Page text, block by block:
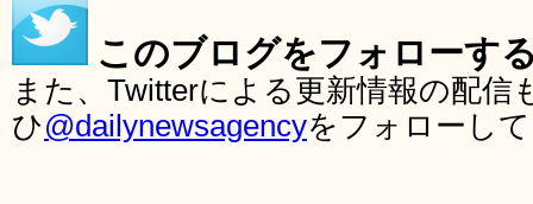
このブログをフォローす
また、Twitterによる更新情報の配
ひ@dailynewsagencyをフォローし